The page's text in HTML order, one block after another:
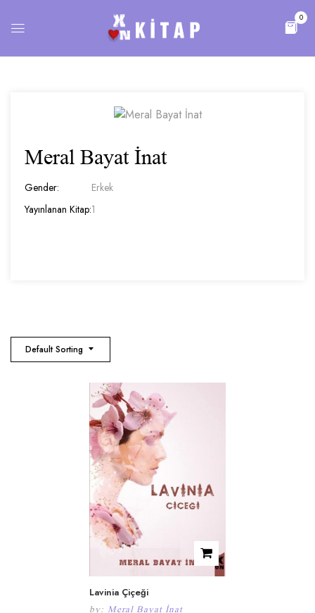
0
Meral Bayat İnat
Gender:
Erkek
Yayınlanan Kitap:1
Default Sorting
Lavinia Çiçeği
by: Meral Bayat İnat